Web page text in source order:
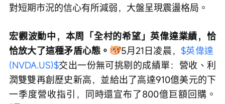
對短期市況的信心有所減弱，大盤呈現震盪格局。
宏觀波動中，本周「全村的希望」英偉達業績，恰
恰放大了這種矛盾心態。
5月21日凌晨，$英偉達
(NVDA.US)$交出一份無可挑剔的成績單：營收、利
潤雙雙再創歷史新高，並給出了高達910億美元的下
一季度營收指引，同時還宣布了800億巨額回購。